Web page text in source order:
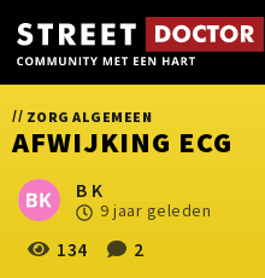
// ZORG ALGEMEEN
AFWIJKING ECG
B K
9 jaar geleden
134 2